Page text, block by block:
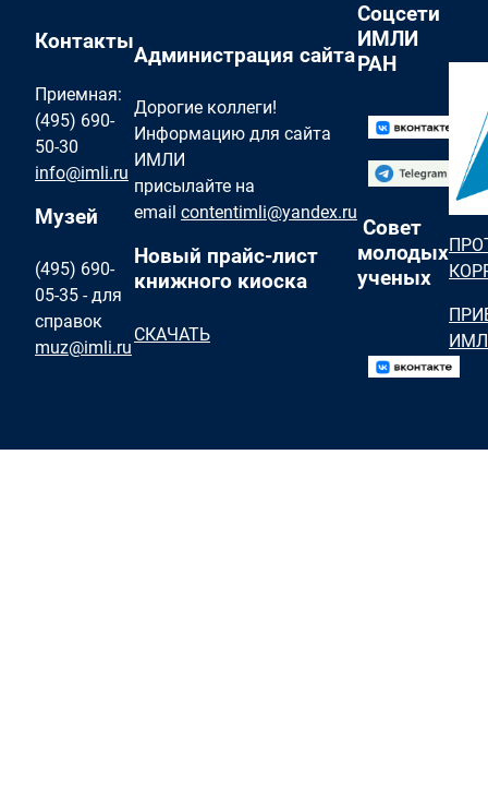
Контакты
Приемная:
(495) 690-
50-30
info@imli.ru
Музей
(495) 690-
05-35 - для
справок
muz@imli.ru
Администрация сайта
Дорогие коллеги!
Информацию для сайта
ИМЛИ
присылайте на
email contentimli@yandex.ru
Новый прайс-лист
книжного киоска
СКАЧАТЬ
Соцсети
ИМЛИ
РАН
Совет
молодых
ученых